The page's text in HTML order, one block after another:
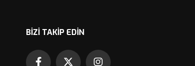
BIZI TAKIP EDIN